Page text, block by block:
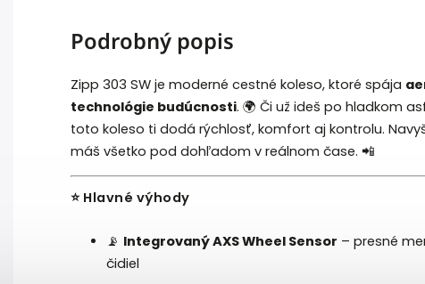
Podrobný popis
Zipp 303 SW je moderné cestné koleso, ktoré spája
technológie budúcnosti. 🌍 Či už ideš po hladkom
toto koleso ti dodá rýchlosť, komfort aj kontrolu.
máš všetko pod dohľadom v reálnom čase. 📲
⭐ Hlavné výhody
📡 Integrovaný AXS Wheel Sensor – presné
čidiel